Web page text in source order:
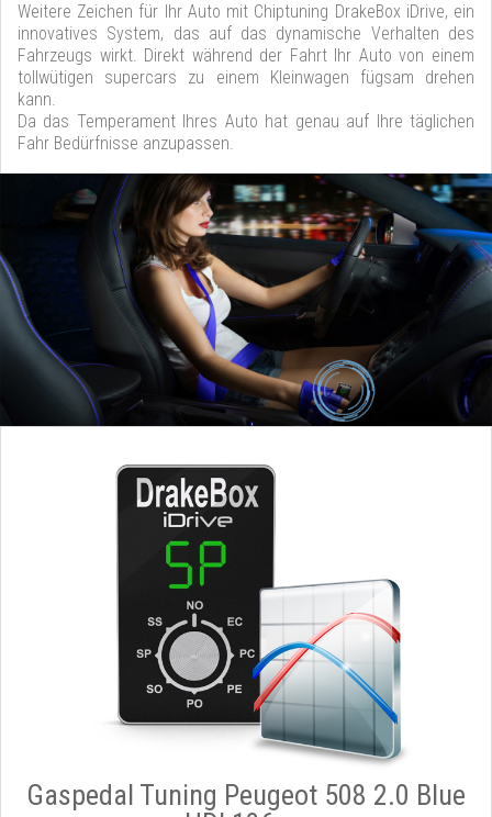
Weitere Zeichen für Ihr Auto mit Chiptuning DrakeBox iDrive, ein
innovatives System, das auf das dynamische Verhalten des
Fahrzeugs wirkt. Direkt während der Fahrt Ihr Auto von einem
tollwütigen supercars zu einem Kleinwagen fügsam drehen
kann.
Da das Temperament Ihres Auto hat genau auf Ihre täglichen
Fahr Bedürfnisse anzupassen.
Gaspedal Tuning Peugeot 508 2.0 Blue